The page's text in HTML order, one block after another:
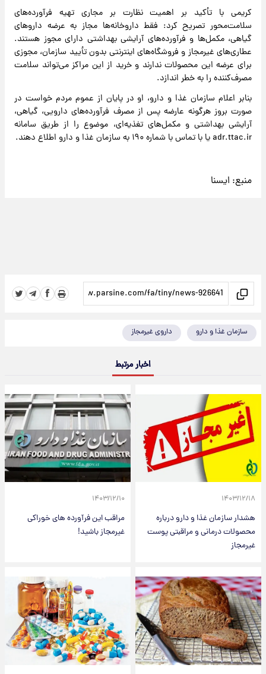
کریمی با تأکید بر اهمیت نظارت بر مجاری تهیه فرآورده‌های
سلامت‌محور تصریح کرد: فقط داروخانه‌ها مجاز به عرضه داروهای
گیاهی، مکمل‌ها و فرآورده‌های آرایشی بهداشتی دارای مجوز هستند.
عطاری‌های غیرمجاز و فروشگاه‌های اینترنتی بدون تأیید سازمان، مجوزی
برای عرضه این محصولات ندارند و خرید از این مراکز می‌تواند سلامت
مصرف‌کننده را به خطر اندازد.
بنابر اعلام سازمان غذا و دارو، او در پایان از عموم مردم خواست در
صورت بروز هرگونه عارضه پس از مصرف فرآورده‌های دارویی، گیاهی،
آرایشی بهداشتی و مکمل‌های تغذیه‌ای، موضوع را از طریق سامانه
adr.ttac.ir یا با تماس با شماره ۱۹۰ به سازمان غذا و دارو اطلاع دهند.
منبع: ایسنا
سازمان غذا و دارو داروی غیرمجاز
اخبار مرتبط
۱۴۰۳/۱۲/۱۸
هشدار سازمان غذا و دارو درباره
محصولات درمانی و مراقبتی پوست
غیرمجاز
۱۴۰۳/۱۲/۱۰
مراقب این فرآورده های خوراکی
غیرمجاز باشید!